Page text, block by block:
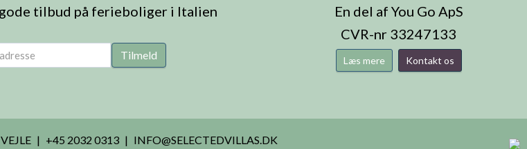
tilbud på ferieboliger i Italien
Tilmeld
En del af You Go ApS
CVR-nr 33247133
Læs mere Kontakt os
+45 2032 0313 INFO@SELECTEDVILLAS.DK